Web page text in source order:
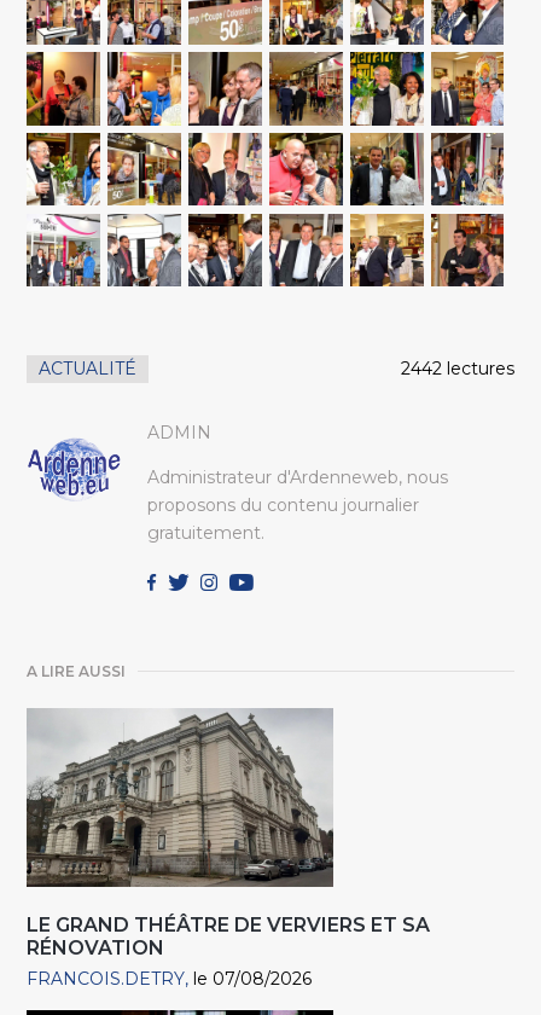
ACTUALITÉ 2442 lectures
ADMIN
Administrateur d'Ardenneweb, nous
proposons du contenu journalier
gratuitement.
A LIRE AUSSI
LE GRAND THÉÂTRE DE VERVIERS ET SA
RÉNOVATION
FRANCOIS.DETRY le 07/08/2026